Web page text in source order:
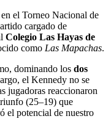
en el Torneo Nacional de
cargado de
Colegio Las Hayas de
como Las Mapachas.
dominando los dos
el Kennedy no se
jugadoras reaccionaron
(25–19) que
el potencial de nuestro